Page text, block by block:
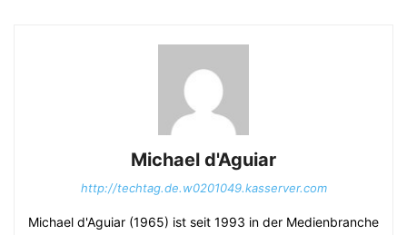
Michael d'Aguiar
http://techtag.de.w0201049.kasserver.com
Michael d'Aguiar (1965) ist seit 1993 in der Medienbranche